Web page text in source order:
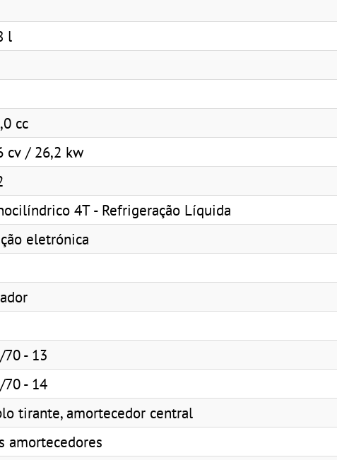
l
cc
cv / 26,2 kw
4T - Refrigeração Líquida
eletrónica
70 - 13
70 - 14
tirante, amortecedor central
amortecedores